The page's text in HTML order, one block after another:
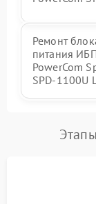
Ремонт
питания
PowerCom
SPD-1100U